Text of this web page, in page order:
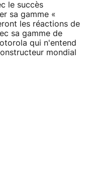
le succès
sa gamme «
les réactions de
sa gamme de
qui n'entend
mondial